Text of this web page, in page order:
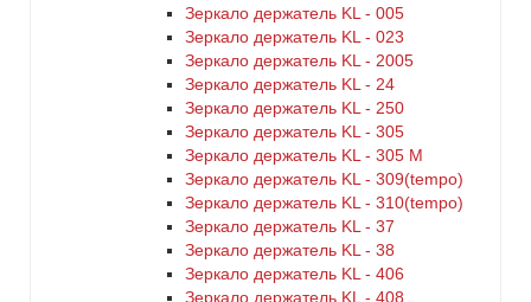
Зеркало держатель KL - 005
Зеркало держатель KL - 023
Зеркало держатель KL - 2005
Зеркало держатель KL - 24
Зеркало держатель KL - 250
Зеркало держатель KL - 305
Зеркало держатель KL - 305 M
Зеркало держатель KL - 309(tempo)
Зеркало держатель KL - 310(tempo)
Зеркало держатель KL - 37
Зеркало держатель KL - 38
Зеркало держатель KL - 406
Зеркало держатель KL - 408